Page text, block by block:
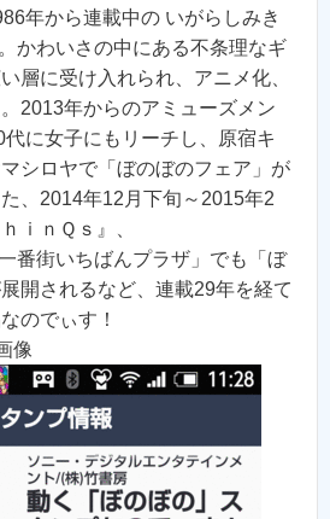
年から連載中の いがらしみき
かわいさの中にある不条理なギ
層に受け入れられ、アニメ化、
2013年からのアミューズメン
代に女子にもリーチし、原宿キ
シロヤで「ぼのぼのフェア」が
、2014年12月下旬～2015年2
ｉｎＱｓ』、
番街いちばんプラザ」でも「ぼ
開されるなど、連載29年を経て
のでぃす！
像